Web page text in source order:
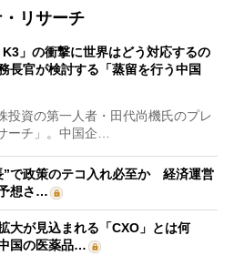
リサーチ
」の衝撃に世界はどう対応するの
官が検討する「蒸留を行う中国
資の第一人者・田代尚機氏のプレ
ーチ」。中国企…
”で政策のテコ入れ必至か 経済運営
想さ…
大が見込まれる「CXO」とは何
国の医薬品…